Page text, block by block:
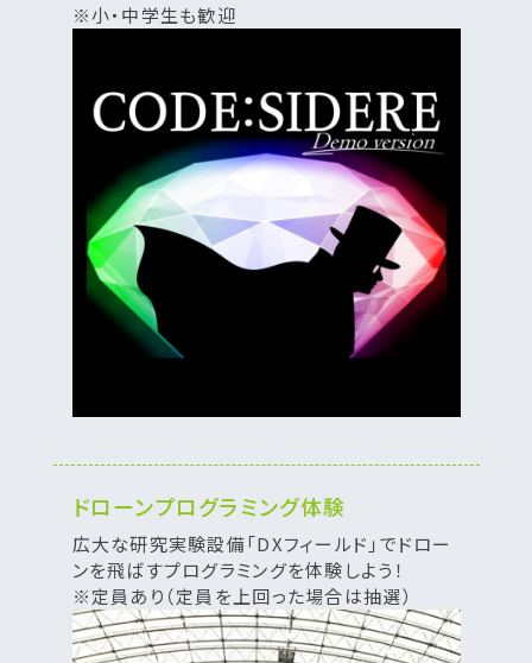
※小・中学生も歓迎
ドローンプログラミング体験
広大な研究実験設備「DXフィールド」でドロー
ンを飛ばすプログラミングを体験しよう！
※定員あり（定員を上回った場合は抽選）